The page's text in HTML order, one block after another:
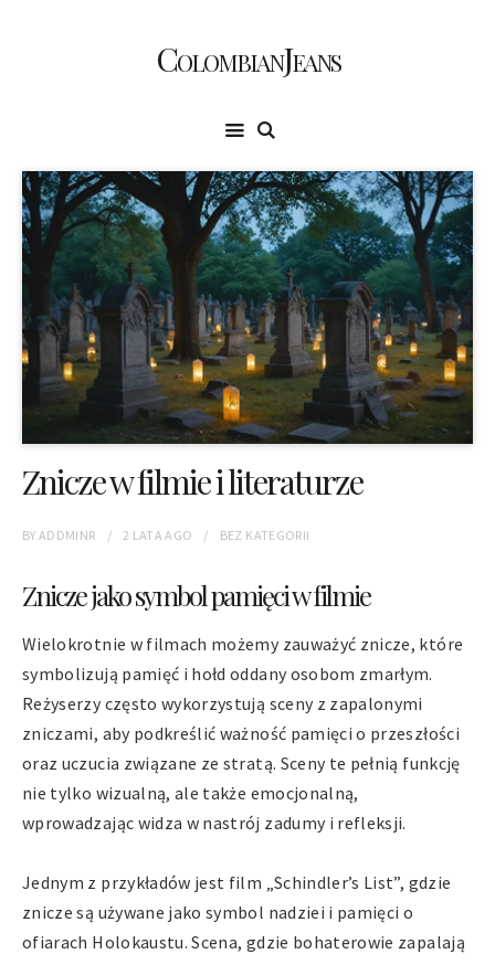
ColombianJeans
Znicze w filmie i literaturze
BYADDMINR 2 LATA AGO BEZ KATEGORII
Znicze jako symbol pamięci w filmie
Wielokrotnie w filmach możemy zauważyć znicze, które
symbolizują pamięć i hołd oddany osobom zmarłym.
Reżyserzy często wykorzystują sceny z zapalonymi
zniczami, aby podkreślić ważność pamięci o przeszłości
oraz uczucia związane ze stratą. Sceny te pełnią funkcję
nie tylko wizualną, ale także emocjonalną,
wprowadzając widza w nastrój zadumy i refleksji.
Jednym z przykładów jest film „Schindler’s List”, gdzie
znicze są używane jako symbol nadziei i pamięci o
ofiarach Holokaustu. Scena, gdzie bohaterowie zapalają